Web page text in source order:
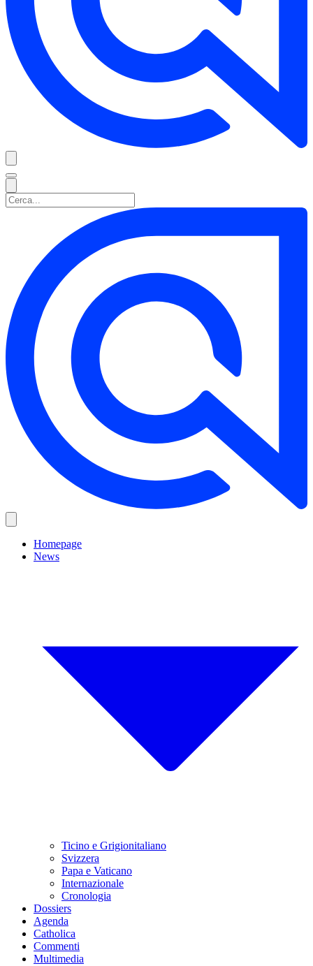
Homepage
News
Ticino e Grigionitaliano
Svizzera
Papa e Vaticano
Internazionale
Cronologia
Dossiers
Agenda
Catholica
Commenti
Multimedia